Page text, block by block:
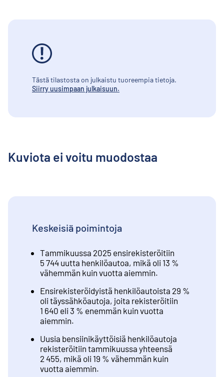
Tästä tilastosta on julkaistu tuoreempia tietoja.
Siirry uusimpaan julkaisuun.
Kuviota ei voitu muodostaa
Keskeisiä poimintoja
Tammikuussa 2025 ensirekisteröitiin
5 744 uutta henkilöautoa, mikä oli 13 %
vähemmän kuin vuotta aiemmin.
Ensirekisteröidyistä henkilöautoista 29 %
oli täyssähköautoja, joita rekisteröitiin
1 640 eli 3 % enemmän kuin vuotta
aiemmin.
Uusia bensiinikäyttöisiä henkilöautoja
rekisteröitiin tammikuussa yhteensä
2 455, mikä oli 19 % vähemmän kuin
vuotta aiemmin.